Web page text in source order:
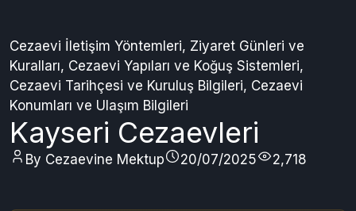
Cezaevi İletişim Yöntemleri, Ziyaret Günleri ve
Kuralları, Cezaevi Yapıları ve Koğuş Sistemleri,
Cezaevi Tarihçesi ve Kuruluş Bilgileri, Cezaevi
Konumları ve Ulaşım Bilgileri
Kayseri Cezaevleri
By Cezaevine Mektup 20/07/2025 2,718